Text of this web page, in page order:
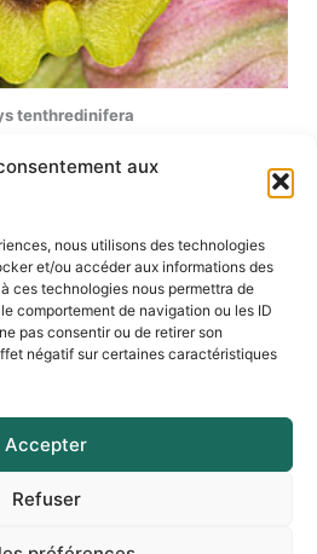
aux
nous utilisons des technologies
et/ou accéder aux informations des
ces technologies nous permettra de
comportement de navigation ou les ID
pas consentir ou de retirer son
négatif sur certaines caractéristiques
Accepter
Refuser
tenthredinifera
: 37 rue de l’Autan Blanc – 31240 L’Union
Politique de cookies